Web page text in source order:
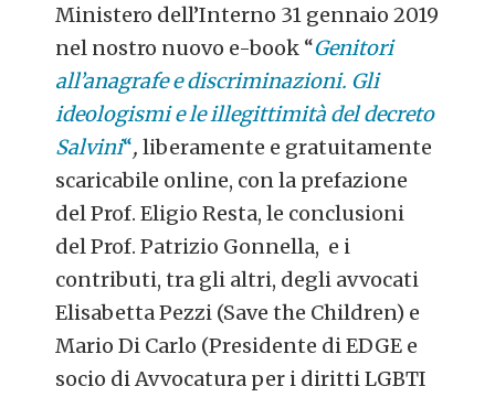
Ministero dell’Interno 31 gennaio 2019
nel nostro nuovo e-book “Genitori
all’anagrafe e discriminazioni. Gli
ideologismi e le illegittimità del decreto
Salvini“,liberamente e gratuitamente
scaricabile online, con la prefazione
del Prof. Eligio Resta, le conclusioni
del Prof. Patrizio Gonnella, e i
contributi, tra gli altri, degli avvocati
Elisabetta Pezzi (Save the Children) e
Mario Di Carlo (Presidente di EDGE e
socio di Avvocatura per i diritti LGBTI